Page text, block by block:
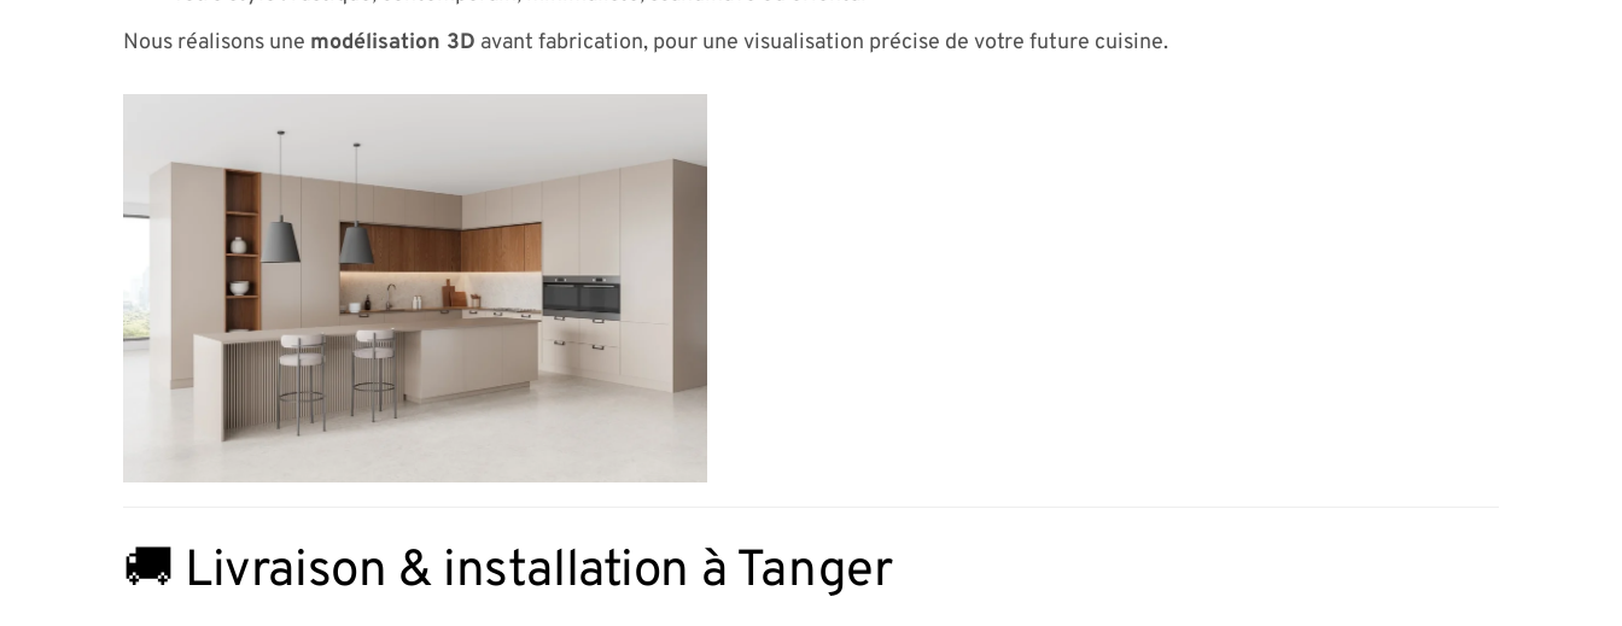
Nous réalisons une modélisation 3D avant fabrication, pour une visualisation précise de votre future cuisine.
🚚 Livraison & installation à Tanger